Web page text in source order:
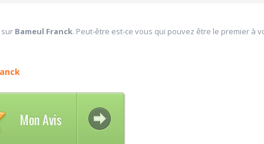
Bameul Franck. Peut-être est-ce vous qui pouvez être le premier à
Mon Avis